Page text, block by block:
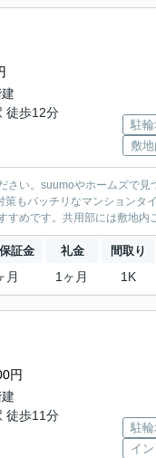
徒歩12分
駐
敷
さい。suumoやホームズで
もバッチリなマンションタ
すめです。共用部には敷地内
証金 礼金 間取り
月 1ヶ月 1K
円
徒歩11分
駐
イ